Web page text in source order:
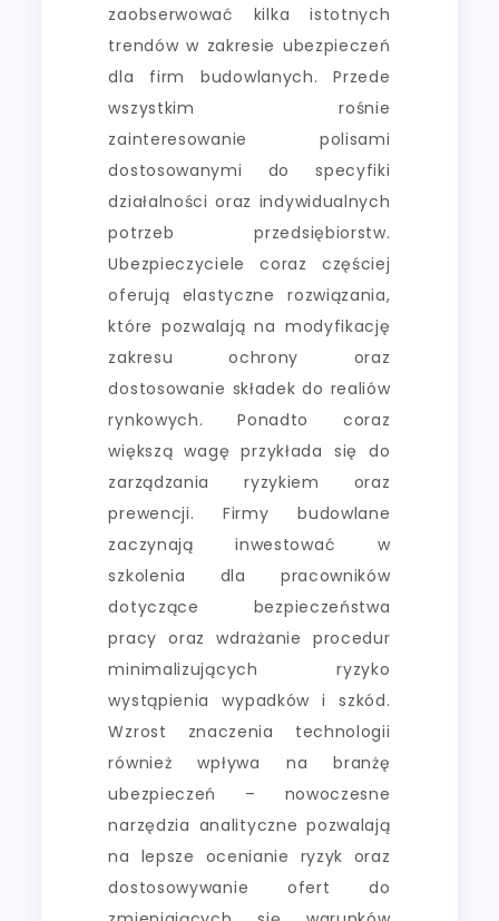
zaobserwować kilka istotnych
trendów w zakresie ubezpieczeń
dla firm budowlanych. Przede
wszystkim rośnie
zainteresowanie polisami
dostosowanymi do specyfiki
działalności oraz indywidualnych
potrzeb przedsiębiorstw.
Ubezpieczyciele coraz częściej
oferują elastyczne rozwiązania,
które pozwalają na modyfikację
zakresu ochrony oraz
dostosowanie składek do realiów
rynkowych. Ponadto coraz
większą wagę przykłada się do
zarządzania ryzykiem oraz
prewencji. Firmy budowlane
zaczynają inwestować w
szkolenia dla pracowników
dotyczące bezpieczeństwa
pracy oraz wdrażanie procedur
minimalizujących ryzyko
wystąpienia wypadków i szkód.
Wzrost znaczenia technologii
również wpływa na branżę
ubezpieczeń – nowoczesne
narzędzia analityczne pozwalają
na lepsze ocenianie ryzyk oraz
dostosowywanie ofert do